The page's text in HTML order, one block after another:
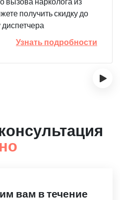
получить скидку до
Узнать подробности
›
вам в течение